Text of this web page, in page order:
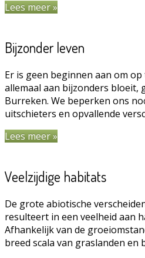
Lees meer »
Bijzonder leven
Er is geen beginnen aan om
allemaal aan bijzonders
Burreken. We beperken ons
uitschieters en opvallende
Lees meer »
Veelzijdige habitats
De grote abiotische
resulteert in een veelheid aan
Afhankelijk van de
breed scala van graslanden en